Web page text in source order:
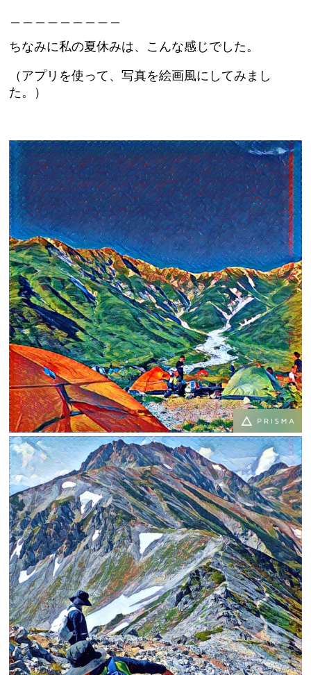
ちなみに私の夏休みは、こんな感じでした。
（アプリを使って、写真を絵画風にしてみまし
た。）